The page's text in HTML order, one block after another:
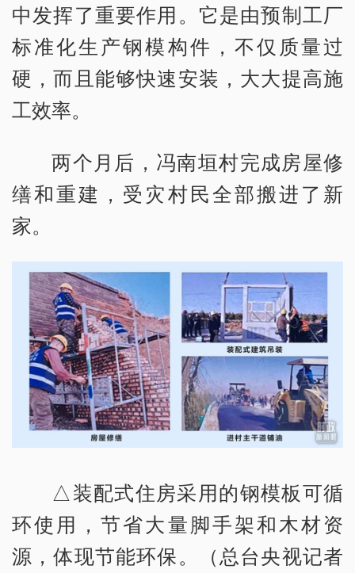
中发挥了重要作用。它是由预制工厂
标准化生产钢模构件，不仅质量过
硬，而且能够快速安装，大大提高施
工效率。
两个月后，冯南垣村完成房屋修
缮和重建，受灾村民全部搬进了新
家。
△装配式住房采用的钢模板可循
环使用，节省大量脚手架和木材资
源，体现节能环保。（总台央视记者